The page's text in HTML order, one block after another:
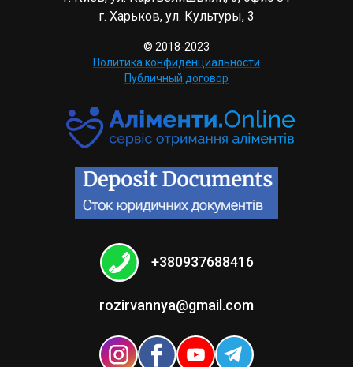
г. Харьков, ул. Культуры, 3
© 2018-2023
Политика конфиденциальности
Публичный договор
+380937688416
rozirvannya@gmail.com